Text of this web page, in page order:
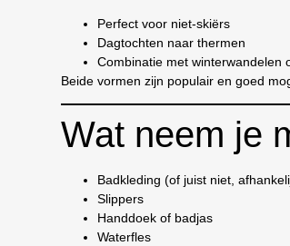
Perfect voor niet-skiërs
Dagtochten naar thermen
Combinatie met winterwandelen
Beide vormen zijn populair en goed
Wat neem je
Badkleding (of juist niet,
Slippers
Handdoek of badjas
Waterfles